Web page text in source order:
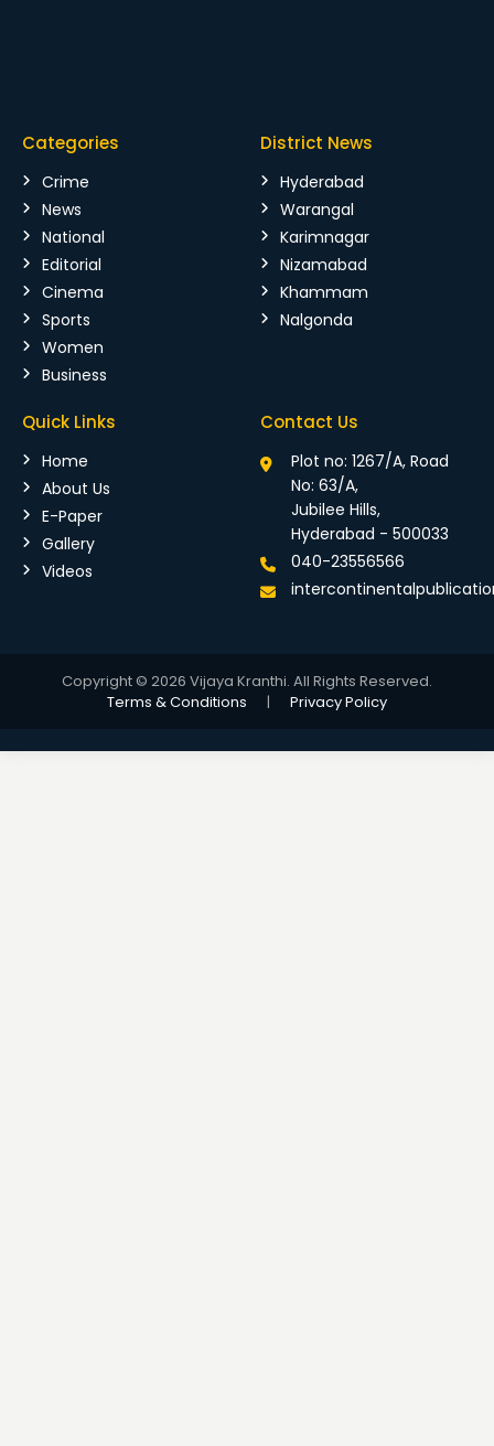
Categories
Crime
News
National
Editorial
Cinema
Sports
Women
Business
District News
Hyderabad
Warangal
Karimnagar
Nizamabad
Khammam
Nalgonda
Quick Links
Home
About Us
E-Paper
Gallery
Videos
Contact Us
Plot no: 1267/A, Road
No: 63/A,
Jubilee Hills,
Hyderabad - 500033
040-23556566
Copyright © 2026 Vijaya Kranthi. All Rights Reserved.
Terms & Conditions
| Privacy Policy